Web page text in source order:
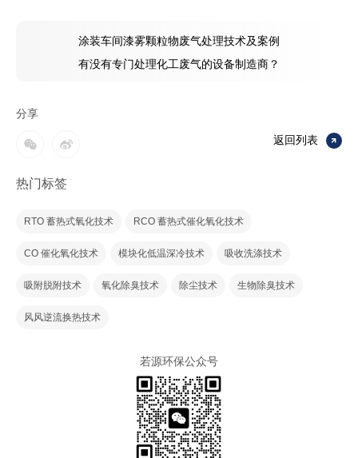
分享
返回列表
热门标签
RTO 蓄热式氧化技术 RCO 蓄热式催化氧化技术
CO 催化氧化技术 模块化低温深冷技术 吸收洗涤技术
吸附脱附技术 氧化除臭技术 除尘技术 生物除臭技术
风风逆流换热技术
若源环保公众号
涂装车间漆雾颗粒物废气处理技术及案例
有没有专门处理化工废气的设备制造商？